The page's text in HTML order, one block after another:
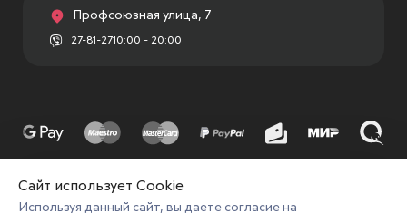
Профсоюзная улица, 7
27-81-2710:00 - 20:00
Сайт использует Cookie
Используя данный сайт, вы даете согласие на